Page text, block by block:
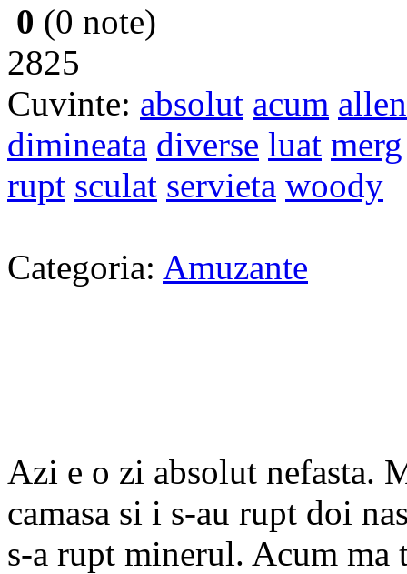
0 (0 note)
2825
Cuvinte: absolut acum allen
dimineata diverse luat merg
rupt sculat servieta woody
Categoria: Amuzante
Azi e o zi absolut nefasta.
camasa si i s-au rupt doi
s-a rupt minerul. Acum